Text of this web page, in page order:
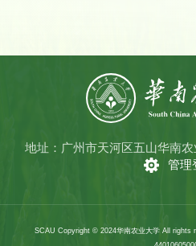
地址：广州市天河区五山华南农
管理
SCAU Copyright © 2024华南农业大学 All rights